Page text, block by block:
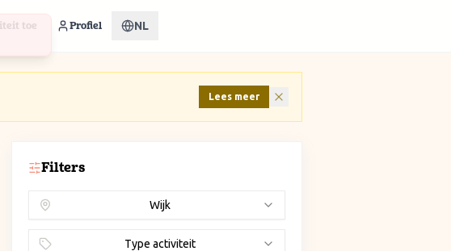
toe Profiel NL
Lees meer
Filters
Wijk
Type activiteit